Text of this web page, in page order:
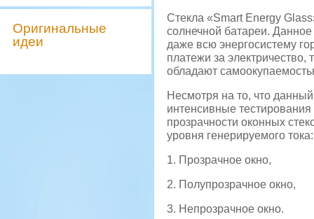
Оригинальные
идеи
Стекла «Smart Energy
солнечной батареи.
даже всю энергосистему
платежи за
обладают
Несмотря на то, что
интенсивные
прозрачности оконных
уровня генерируемого тока:
1. Прозрачное окно,
2. Полупрозрачное окно,
3. Непрозрачное окно.